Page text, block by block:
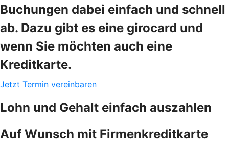
Buchungen dabei einfach und schnell
ab. Dazu gibt es eine girocard und
wenn Sie möchten auch eine
Kreditkarte.
Jetzt Termin vereinbaren
Lohn und Gehalt einfach auszahlen
Auf Wunsch mit Firmenkreditkarte